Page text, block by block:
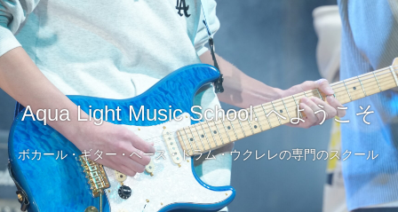
Aqua Light Music School. へようこそ
ボカール・ギター・ベース・ドラム・ウクレレの専門のスクール